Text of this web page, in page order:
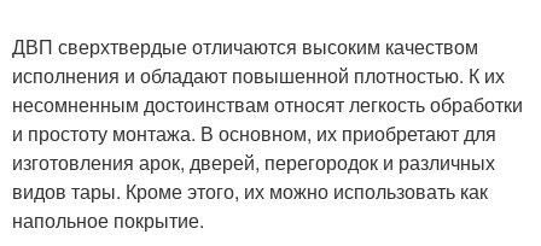
ДВП сверхтвердые отличаются высоким качеством
исполнения и обладают повышенной плотностью. К их
несомненным достоинствам относят легкость обработки
и простоту монтажа. В основном, их приобретают для
изготовления арок, дверей, перегородок и различных
видов тары. Кроме этого, их можно использовать как
напольное покрытие.